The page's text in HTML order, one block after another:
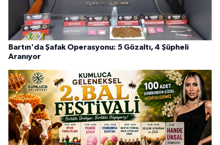
Bartın'da Şafak Operasyonu: 5 Gözaltı, 4 Şüpheli
Aranıyor